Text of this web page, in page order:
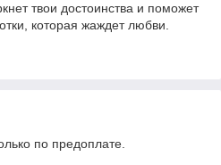
твои достоинства и поможет
которая жаждет любви.
по предоплате.